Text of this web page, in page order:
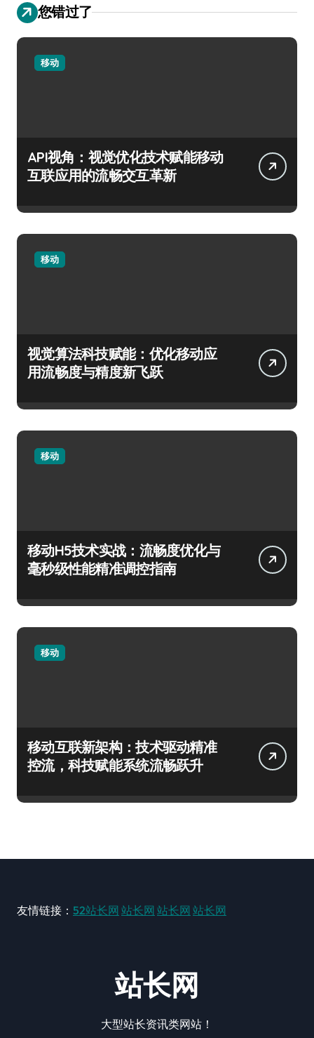
您错过了
移动
API视角：视觉优化技术赋能移动
互联应用的流畅交互革新
移动
视觉算法科技赋能：优化移动应
用流畅度与精度新飞跃
移动
移动H5技术实战：流畅度优化与
毫秒级性能精准调控指南
移动
移动互联新架构：技术驱动精准
控流，科技赋能系统流畅跃升
友情链接： 52站长网 站长网 站长网 站长网
站长网
大型站长资讯类网站！